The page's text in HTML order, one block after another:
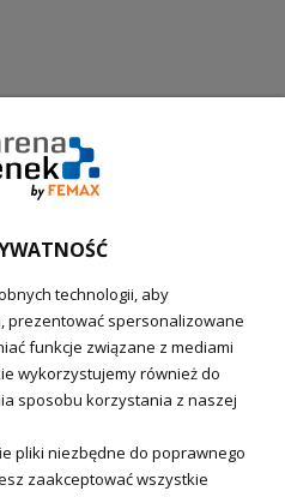
technologii, aby
prezentować spersonalizowane
funkcje związane z mediami
wykorzystujemy również do
sposobu korzystania z naszej
pliki niezbędne do poprawnego
zaakceptować wszystkie